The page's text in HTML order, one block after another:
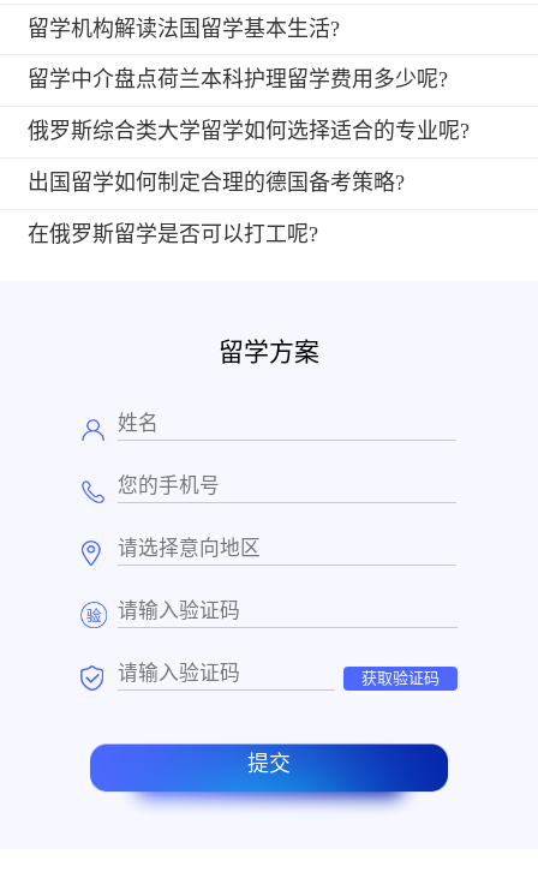
留学机构解读法国留学基本生活?
留学中介盘点荷兰本科护理留学费用多少呢?
俄罗斯综合类大学留学如何选择适合的专业呢?
出国留学如何制定合理的德国备考策略?
在俄罗斯留学是否可以打工呢?
留学方案
获取验证码
提交